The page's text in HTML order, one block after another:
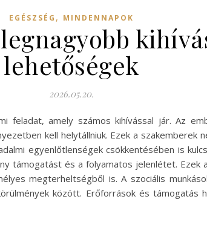
EGÉSZSÉG , MINDENNAPOK
lehetőségek
2026.05.20.
feladat, amely számos kihívással jár. Az
kell helytállniuk. Ezek a szakemberek
egyenlőtlenségek csökkentésében is
támogatást és a folyamatos jelenlétet. Ezek
megterheltségből is. A szociális
között. Erőforrások és támogatás